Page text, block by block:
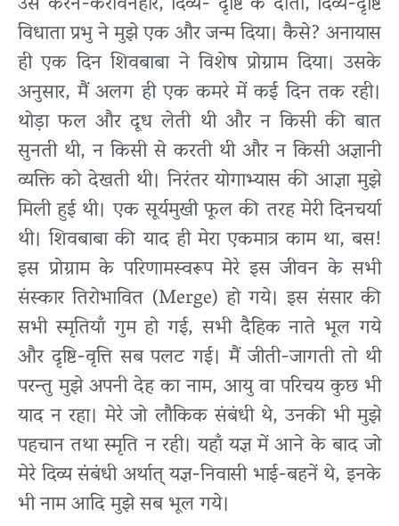
विधाता प्रभु ने मुझे एक और जन्म दिया। कैसे? अनायास
ही एक दिन शिवबाबा ने विशेष प्रोग्राम दिया। उसके
अनुसार, मैं अलग ही एक कमरे में कई दिन तक रही।
थोड़ा फल और दूध लेती थी और न किसी की बात
सुनती थी, न किसी से करती थी और न किसी अज्ञानी
व्यक्ति को देखती थी। निरंतर योगाभ्यास की आज्ञा मुझे
मिली हुई थी। एक सूर्यमुखी फूल की तरह मेरी दिनचर्या
थी। शिवबाबा की याद ही मेरा एकमात्र काम था, बस!
इस प्रोग्राम के परिणामस्वरूप मेरे इस जीवन के सभी
संस्कार तिरोभावित (Merge) हो गये। इस संसार की
सभी स्मृतियाँ गुम हो गई, सभी दैहिक नाते भूल गये
और दृष्टि-वृत्ति सब पलट गई। मैं जीती-जागती तो थी
परन्तु मुझे अपनी देह का नाम, आयु वा परिचय कुछ भी
याद न रहा। मेरे जो लौकिक संबंधी थे, उनकी भी मुझे
पहचान तथा स्मृति न रही। यहाँ यज्ञ में आने के बाद जो
मेरे दिव्य संबंधी अर्थात् यज्ञ-निवासी भाई-बहनें थे, इनके
भी नाम आदि मुझे सब भूल गये।